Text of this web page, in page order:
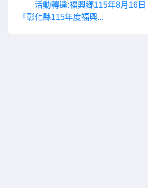
活動轉達:福興鄉115年8月16
「彰化縣115年度福興...